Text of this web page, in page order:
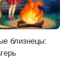
близнецы: